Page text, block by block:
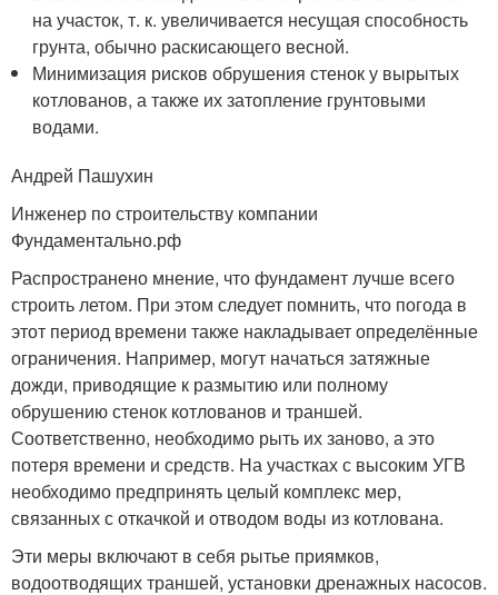
на участок, т. к. увеличивается несущая способность
грунта, обычно раскисающего весной.
Минимизация рисков обрушения стенок у вырытых
котлованов, а также их затопление грунтовыми
водами.
Андрей Пашухин
Инженер по строительству компании
Фундаментально.рф
Распространено мнение, что фундамент лучше всего
строить летом. При этом следует помнить, что погода в
этот период времени также накладывает определённые
ограничения. Например, могут начаться затяжные
дожди, приводящие к размытию или полному
обрушению стенок котлованов и траншей.
Соответственно, необходимо рыть их заново, а это
потеря времени и средств. На участках с высоким УГВ
необходимо предпринять целый комплекс мер,
связанных с откачкой и отводом воды из котлована.
Эти меры включают в себя рытье приямков,
водоотводящих траншей, установки дренажных насосов.